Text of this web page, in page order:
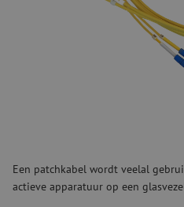
Een patchkabel wordt veelal
actieve apparatuur op een